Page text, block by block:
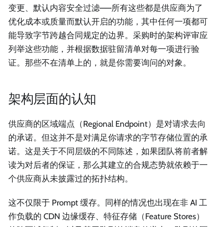
变更、默认内容安全过滤——所有这些都是供应商为了
优化成本或质量而默认开启的功能，其中任何一项都可
能导致字节跨越合同规定的边界。采购时的架构评审应
列举这些功能，并根据数据驻留清单对每一项进行验
证。那些不在清单上的，就是你需要询问的对象。
架构层面的认知
供应商的区域端点（Regional Endpoint）是对请求去向
的承诺。但这并不是对满足你请求的字节存储位置的承
诺。这是关于不同层级的不同陈述，如果团队将前者解
读为对后者的保证，那么其建立的合规态势就依赖于一
个供应商从未披露过的拓扑结构。
这不仅限于 Prompt 缓存。同样的情况也出现在非 AI 工
作负载的 CDN 边缘缓存、特征存储（Feature Stores）